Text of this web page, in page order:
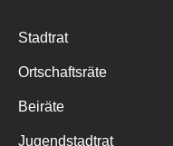
Stadtrat
Ortschaftsräte
Beiräte
Jugendstadtrat